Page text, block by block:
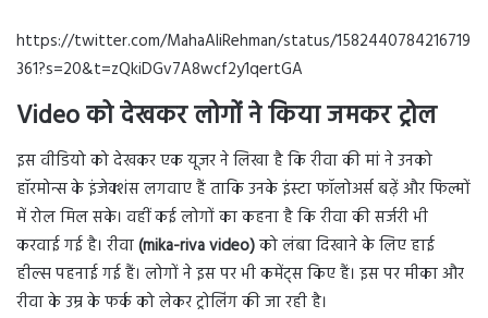
https://twitter.com/MahaAliRehman/status/1582440784216719
361?s=20&t=zQkiDGv7A8wcf2y1qertGA
Video को देखकर लोगों ने किया जमकर ट्रोल
इस वीडियो को देखकर एक यूजर ने लिखा है कि रीवा की मां ने उनको
हॉरमोन्स के इंजेक्शंस लगवाए हैं ताकि उनके इंस्टा फॉलोअर्स बढ़ें और फिल्मों
में रोल मिल सके। वहीं कई लोगों का कहना है कि रीवा की सर्जरी भी
करवाई गई है। रीवा(mika-riva video)को लंबा दिखाने के लिए हाई
हील्स पहनाई गई हैं। लोगों ने इस पर भी कमेंट्स किए हैं। इस पर मीका और
रीवा के उम्र के फर्क को लेकर ट्रोलिंग की जा रही है।